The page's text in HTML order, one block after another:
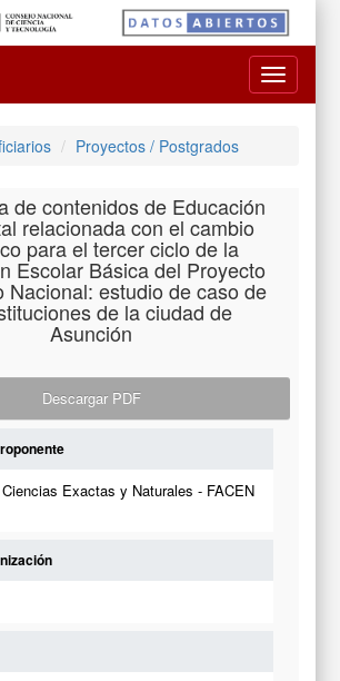
Toggle
Proyectos / Postgrados
de contenidos de Educación
relacionada con el cambio
para el tercer ciclo de la
Escolar Básica del Proyecto
Nacional: estudio de caso de
de la ciudad de
Asunción
Descargar PDF
Exactas y Naturales - FACEN